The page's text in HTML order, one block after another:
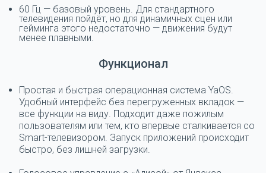
60 Гц — базовый уровень. Для стандартного
телевидения пойдёт, но для динамичных сцен или
гейминга этого недостаточно — движения будут
менее плавными.
Функционал
Простая и быстрая операционная система YaOS.
Удобный интерфейс без перегруженных вкладок —
все функции на виду. Подходит даже пожилым
пользователям или тем, кто впервые сталкивается со
Smart-телевизором. Запуск приложений происходит
быстро, без лишней загрузки.